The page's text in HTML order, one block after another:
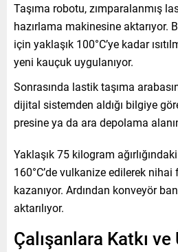
Taşıma robotu, zımparalanmış
hazırlama makinesine aktarıyor.
için yaklaşık 100°C’ye kadar
yeni kauçuk uygulanıyor.
Sonrasında lastik taşıma
dijital sistemden aldığı bilgiye
presine ya da ara depolama
Yaklaşık 75 kilogram
160°C’de vulkanize edilerek
kazanıyor. Ardından konveyör
aktarılıyor.
Çalışanlara Katkı